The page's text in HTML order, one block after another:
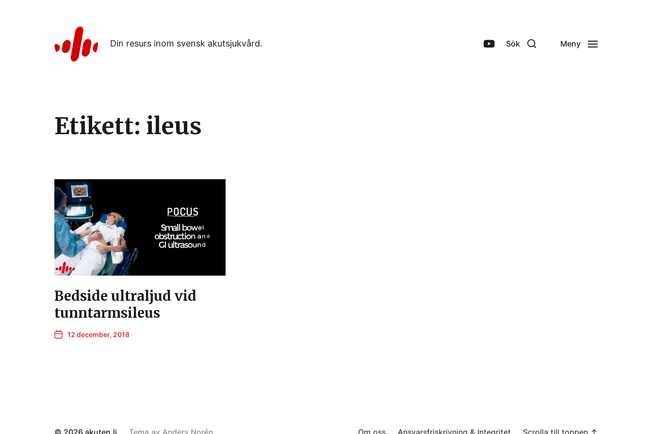
Din resurs inom svensk akutsjukvård. Sök Meny
Etikett: ileus
Bedside ultraljud vid
tunntarmsileus
12 december, 2018
Om oss Ansvarsfriskrivning & Integritet Scrolla till toppen ↑
© 2026 akuten.li Tema av Anders Norén